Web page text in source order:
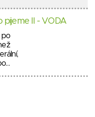
pijeme II - VODA
po